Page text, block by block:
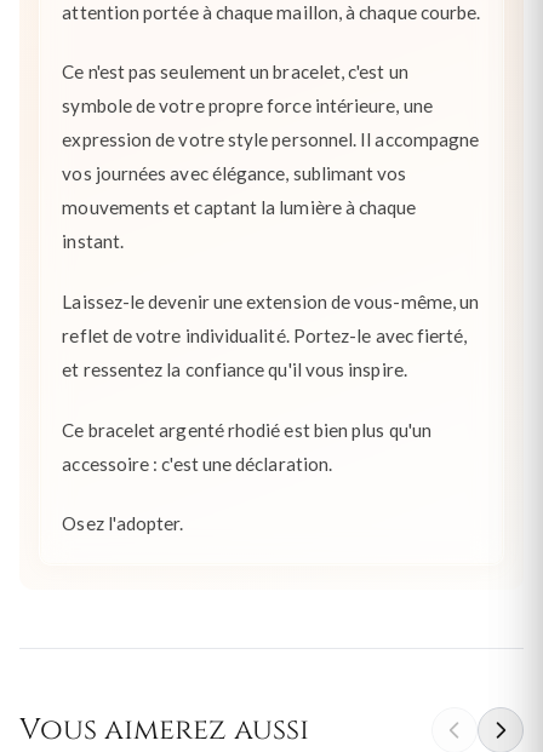
attention portée à chaque maillon, à chaque courbe.
Ce n'est pas seulement un bracelet, c'est un
symbole de votre propre force intérieure, une
expression de votre style personnel. Il accompagne
vos journées avec élégance, sublimant vos
mouvements et captant la lumière à chaque
instant.
Laissez-le devenir une extension de vous-même, un
reflet de votre individualité. Portez-le avec fierté,
et ressentez la confiance qu'il vous inspire.
Ce bracelet argenté rhodié est bien plus qu'un
accessoire : c'est une déclaration.
Osez l'adopter.
Vous aimerez aussi